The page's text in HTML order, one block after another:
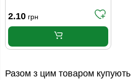
2.10 грн
Разом з цим товаром купують